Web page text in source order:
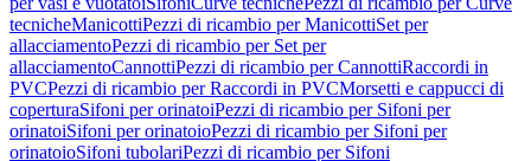
tecnicheManicottiPezzi di ricambio per ManicottiSet per
allacciamentoPezzi di ricambio per Set per
allacciamentoCannottiPezzi di ricambio per CannottiRaccordi in
PVCPezzi di ricambio per Raccordi in PVCMorsetti e cappucci di
coperturaSifoni per orinatoiPezzi di ricambio per Sifoni per
orinatoiSifoni per orinatoioPezzi di ricambio per Sifoni per
orinatoioSifoni tubolariPezzi di ricambio per Sifoni